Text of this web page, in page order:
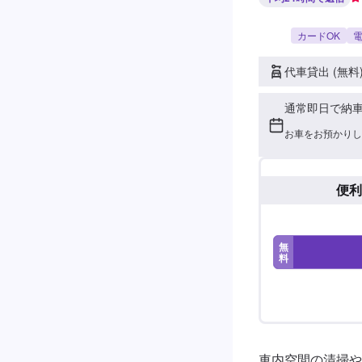
カードOK
代車貸出 (無
通常即日で納
お車をお預かり
便
無
料